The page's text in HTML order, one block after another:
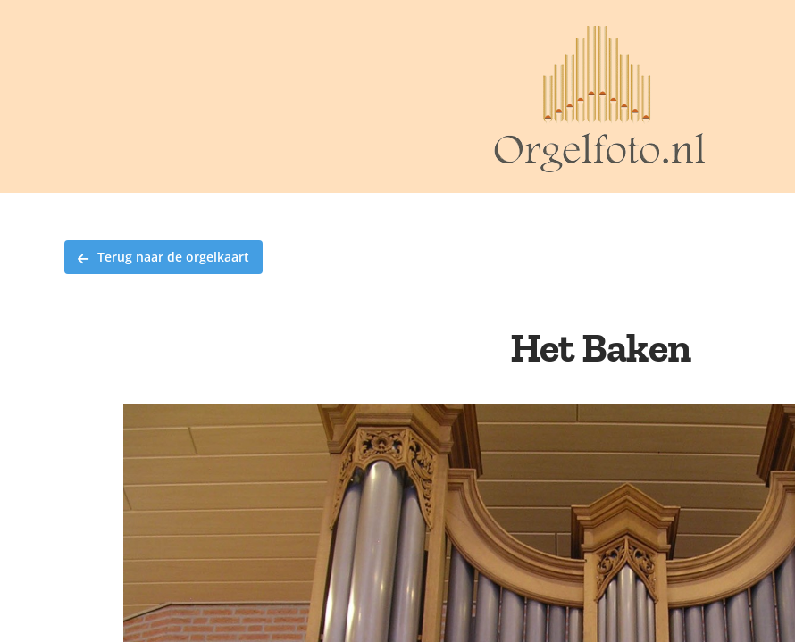
Terug naar de orgelkaart
Het Baken